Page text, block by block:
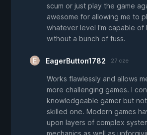
scum or just play the game
awesome for allowing me to
whatever level I'm capable of
without a bunch of fuss.
EagerButton1782 27 cze
Works flawlessly and allows
more challenging games. I
knowledgeable gamer but
skilled one. Modern games
upon layers of complex